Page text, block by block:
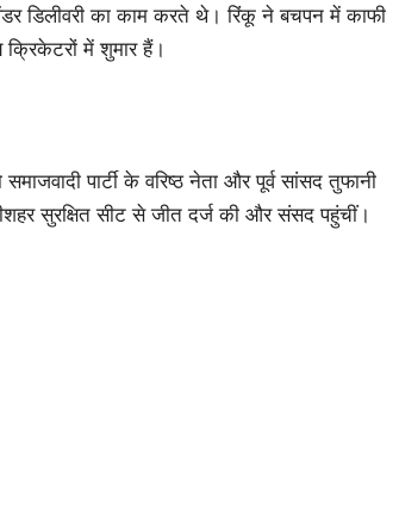
डिलीवरी का काम करते थे। रिंकू ने बचपन में काफी
में शुमार हैं।
पार्टी के वरिष्ठ नेता और पूर्व सांसद तुफानी
सुरक्षित सीट से जीत दर्ज की और संसद पहुंचीं।